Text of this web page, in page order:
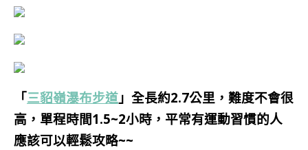
「三貂嶺瀑布步道 」全長約2.7公里，難度不會很
高， 單程時間1.5~2小時， 平常有運動習慣的人
應該可以輕鬆攻略~~